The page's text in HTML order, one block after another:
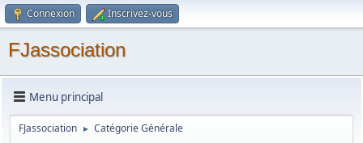
Connexion Inscrivez-vous
FJassociation
Menu principal
FJassociation ► Catégorie Générale